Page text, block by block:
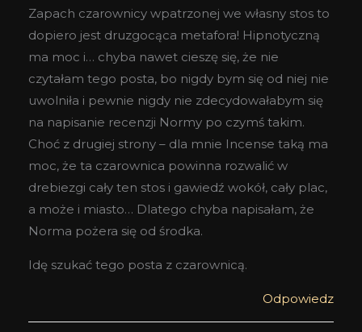
Zapach czarownicy wpatrzonej we własny stos to
dopiero jest druzgocąca metafora! Hipnotyczną
ma moc i… chyba nawet cieszę się, że nie
czytałam tego posta, bo nigdy bym się od niej nie
uwolniła i pewnie nigdy nie zdecydowałabym się
na napisanie recenzji Normy po czymś takim.
Choć z drugiej strony – dla mnie Incense taką ma
moc, że ta czarownica powinna rozwalić w
drebiezgi cały ten stos i gawiedź wokół, cały plac,
a może i miasto… Dlatego chyba napisałam, że
Norma pożera się od środka.
Idę szukać tego posta z czarownicą.
Odpowiedz